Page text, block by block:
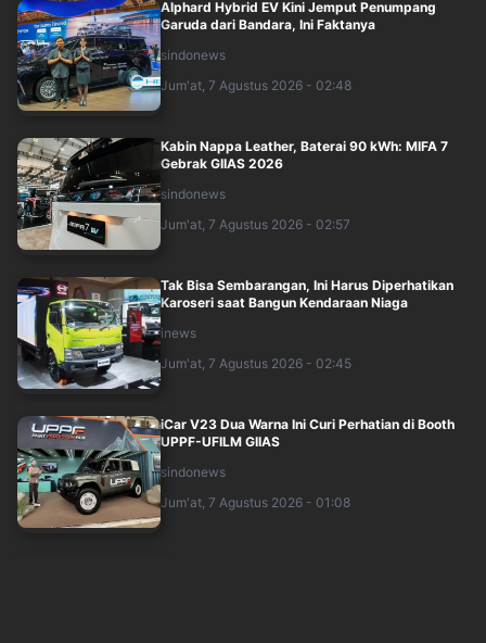
Alphard Hybrid EV Kini Jemput Penumpang
Garuda dari Bandara, Ini Faktanya
sindonews
Jum'at, 7 Agustus 2026 - 02:48
Kabin Nappa Leather, Baterai 90 kWh: MIFA 7
Gebrak GIIAS 2026
sindonews
Jum'at, 7 Agustus 2026 - 02:57
Tak Bisa Sembarangan, Ini Harus Diperhatikan
Karoseri saat Bangun Kendaraan Niaga
inews
Jum'at, 7 Agustus 2026 - 02:45
iCar V23 Dua Warna Ini Curi Perhatian di Booth
UPPF-UFILM GIIAS
sindonews
Jum'at, 7 Agustus 2026 - 01:08